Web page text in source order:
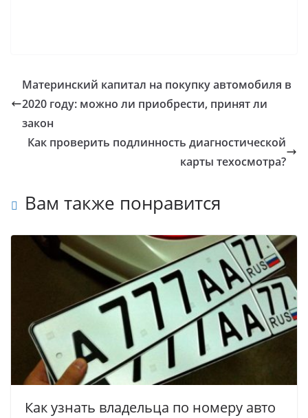
Материнский капитал на покупку автомобиля в
2020 году: можно ли приобрести, принят ли
закон
Как проверить подлинность диагностической
карты техосмотра?
Вам также понравится
Как узнать владельца по номеру авто